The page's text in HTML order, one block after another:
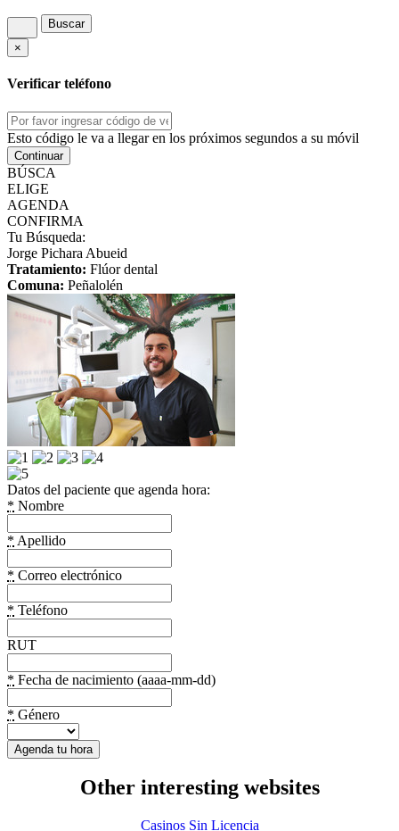
Buscar
×
Verificar teléfono
Esto código le va a llegar en los próximos segundos a su móvil
Continuar
BÚSCA
ELIGE
AGENDA
CONFIRMA
Tu Búsqueda:
Jorge Pichara Abueid
Tratamiento: Flúor dental
Comuna: Peñalolén
Datos del paciente que agenda hora:
* Nombre
* Apellido
* Correo electrónico
* Teléfono
RUT
* Fecha de nacimiento (aaaa-mm-dd)
* Género
Other interesting websites
Casinos Sin Licencia